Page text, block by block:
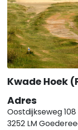
Kwade Hoek
Adres
Oostdijkseweg 108
3252 LM